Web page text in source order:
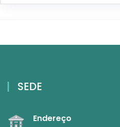
SEDE
Endereço